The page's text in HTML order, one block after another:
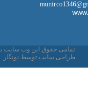
تمامی حقوق این وب سایت
طراحی سایت توسط نونگار